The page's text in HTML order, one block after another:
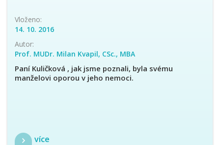
Vloženo:
14. 10. 2016
Autor:
Prof. MUDr. Milan Kvapil, CSc., MBA
Paní Kuličková , jak jsme poznali, byla svému
manželovi oporou v jeho nemoci.
více